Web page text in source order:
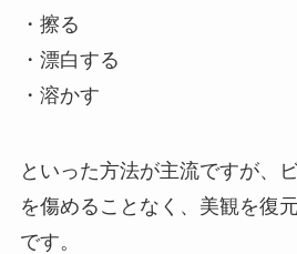
・擦る
・漂白する
・溶かす
といった方法が主流ですが、
を傷めることなく、美観を復
です。